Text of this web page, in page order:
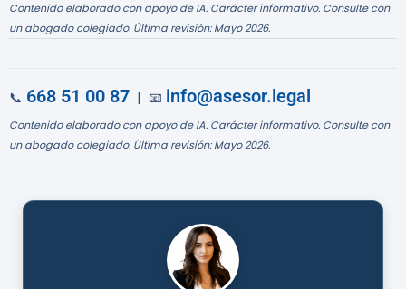
Contenido elaborado con apoyo de IA. Carácter informativo. Consulte con
un abogado colegiado. Última revisión: Mayo 2026.
📞 668 51 00 87 | 📧 info@asesor.legal
Contenido elaborado con apoyo de IA. Carácter informativo. Consulte con
un abogado colegiado. Última revisión: Mayo 2026.